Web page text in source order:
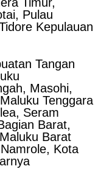
Timur,
Pulau
Kepulauan
Tangan
Masohi,
Tenggara
Seram
Barat,
Barat
Kota